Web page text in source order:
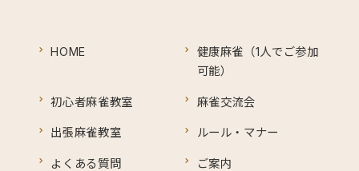
HOME
健康麻雀（1人でご参加
可能）
初心者麻雀教室 麻雀交流会
出張麻雀教室 ルール・マナー
よくある質問 ご案内